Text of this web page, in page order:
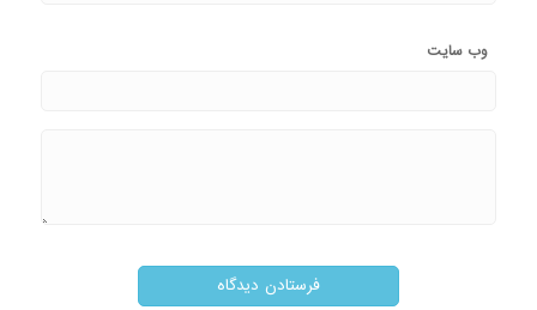
وب‌ سایت